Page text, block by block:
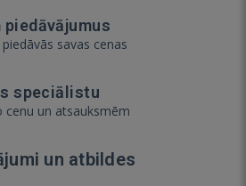
piedāvājumus
savas cenas
speciālistu
cenu un atsauksmēm
un atbildes